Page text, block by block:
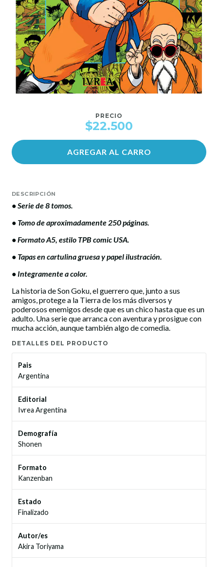
PRECIO
$22.500
AGREGAR AL CARRO
DESCRIPCIÓN
• Serie de 8 tomos.
• Tomo de aproximadamente 250 páginas.
• Formato A5, estilo TPB comic USA.
​• Tapas en cartulina gruesa y papel ilustración.
​• Integramente a color.
La historia de Son Goku, el guerrero que, junto a sus
amigos, protege a la Tierra de los más diversos y
poderosos enemigos desde que es un chico hasta que es un
adulto. Una serie que arranca con aventura y prosigue con
mucha acción, aunque también algo de comedia.
DETALLES DEL PRODUCTO
Pais
Argentina
Editorial
Ivrea Argentina
Demografía
Shonen
Formato
Kanzenban
Estado
Finalizado
Autor/es
Akira Toriyama